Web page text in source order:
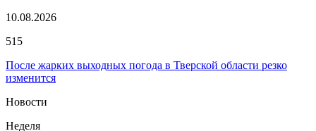
10.08.2026
515
После жарких выходных погода в Тверской области резко
изменится
Новости
Неделя